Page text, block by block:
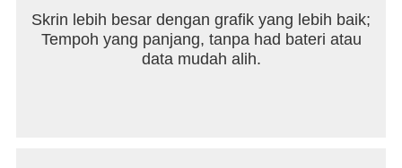
ရည်ကို စောင့်ကြည့်ရန်နှင့် တုံ့ပြန်ချက်၊ အကြံဉာဏ်နှင့်
ပံ့ပိုးမှုများကို ပေးဆောင်ရန် ရိုးရှင်းပြီး အစွမ်းထက်သည့်
ကိရိယာများကို အခမဲ့ဝင်ရောက်ခွင့်ရရှိမည်ဖြစ်သည်။
Skrin lebih besar dengan grafik yang lebih baik;
Tempoh yang panjang, tanpa had bateri atau
data mudah alih.